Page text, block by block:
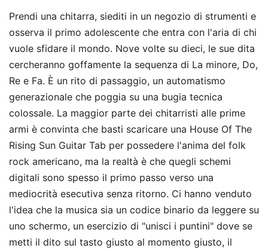
Prendi una chitarra, siediti in un negozio di strumenti e
osserva il primo adolescente che entra con l'aria di chi
vuole sfidare il mondo. Nove volte su dieci, le sue dita
cercheranno goffamente la sequenza di La minore, Do,
Re e Fa. È un rito di passaggio, un automatismo
generazionale che poggia su una bugia tecnica
colossale. La maggior parte dei chitarristi alle prime
armi è convinta che basti scaricare una House Of The
Rising Sun Guitar Tab per possedere l'anima del folk
rock americano, ma la realtà è che quegli schemi
digitali sono spesso il primo passo verso una
mediocrità esecutiva senza ritorno. Ci hanno venduto
l'idea che la musica sia un codice binario da leggere su
uno schermo, un esercizio di "unisci i puntini" dove se
metti il dito sul tasto giusto al momento giusto, il